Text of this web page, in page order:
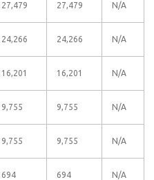
27,479 27,479 N/A
24,266 24,266 N/A
16,201 16,201 N/A
9,755 9,755 N/A
9,755 9,755 N/A
694 694 N/A